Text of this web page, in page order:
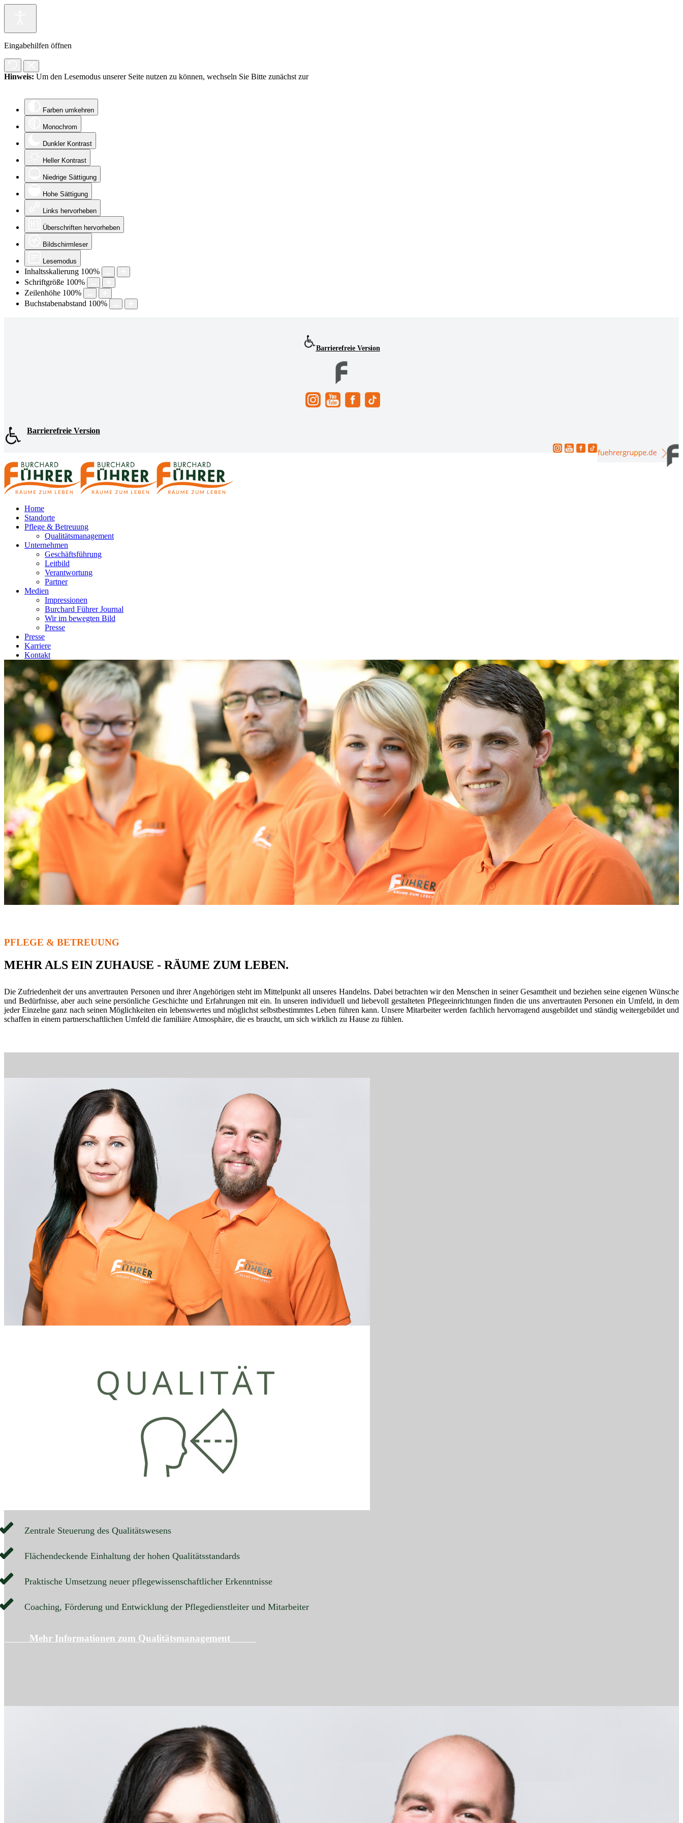
Eingabehilfen öffnen
Hinweis: Um den Lesemodus unserer Seite nutzen zu können, wechseln Sie Bitte zunächst zur
Farben umkehren
Monochrom
Dunkler Kontrast
Heller Kontrast
Niedrige Sättigung
Hohe Sättigung
Links hervorheben
Überschriften hervorheben
Bildschirmleser
Lesemodus
Inhaltsskalierung 100%
Schriftgröße 100%
Zeilenhöhe 100%
Buchstabenabstand 100%
Barrierefreie Version
Barrierefreie Version
Home
Standorte
Pflege & Betreuung
Qualitätsmanagement
Unternehmen
Geschäftsführung
Leitbild
Verantwortung
Partner
Medien
Impressionen
Burchard Führer Journal
Wir im bewegten Bild
Presse
Presse
Karriere
Kontakt
PFLEGE & BETREUUNG
MEHR ALS EIN ZUHAUSE - RÄUME ZUM LEBEN.
Die Zufriedenheit der uns anvertrauten Personen und ihrer Angehörigen steht im Mittelpunkt all unseres Handelns. Dabei betrachten wir den Menschen in seiner Gesamtheit und beziehen seine eigenen Wünsche
und Bedürfnisse, aber auch seine persönliche Geschichte und Erfahrungen mit ein. In unseren individuell und liebevoll gestalteten Pflegeeinrichtungen finden die uns anvertrauten Personen ein Umfeld, in dem
jeder Einzelne ganz nach seinen Möglichkeiten ein lebenswertes und möglichst selbstbestimmtes Leben führen kann. Unsere Mitarbeiter werden fachlich hervorragend ausgebildet und ständig weitergebildet und
schaffen in einem partnerschaftlichen Umfeld die familiäre Atmosphäre, die es braucht, um sich wirklich zu Hause zu fühlen.
Zentrale Steuerung des Qualitätswesens
Flächendeckende Einhaltung der hohen Qualitätsstandards
Praktische Umsetzung neuer pflegewissenschaftlicher Erkenntnisse
Coaching, Förderung und Entwicklung der Pflegedienstleiter und Mitarbeiter
Mehr Informationen zum Qualitätsmanagement